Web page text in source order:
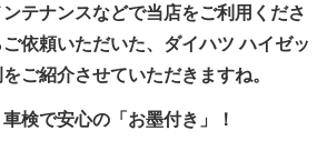
テナンスなどで当店をご利用くださ
依頼いただいた、ダイハツ ハイゼッ
ご紹介させていただきますね。
検で安心の「お墨付き」！